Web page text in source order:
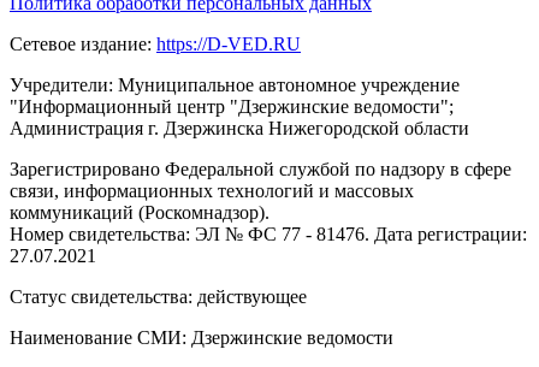
Сетевое издание: https://D-VED.RU
Учредители: Муниципальное автономное учреждение
"Информационный центр "Дзержинские ведомости";
Администрация г. Дзержинска Нижегородской области
Зарегистрировано Федеральной службой по надзору в сфере
связи, информационных технологий и массовых
коммуникаций (Роскомнадзор).
Номер свидетельства: ЭЛ № ФС 77 - 81476. Дата регистрации:
27.07.2021
Статус свидетельства: действующее
Наименование СМИ: Дзержинские ведомости